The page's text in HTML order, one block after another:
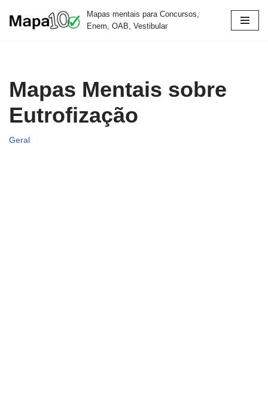
Mapas mentais para Concursos,
Enem, OAB, Vestibular
Mapas Mentais sobre
Eutrofização
Geral